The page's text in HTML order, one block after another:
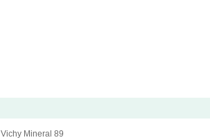
Vichy Mineral 89